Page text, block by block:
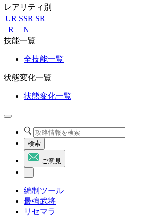
レアリティ別
UR SSR SR
R
N
技能一覧
全技能一覧
状態変化一覧
状態変化一覧
検索
ご意見
編制ツール
最強武将
リセマラ